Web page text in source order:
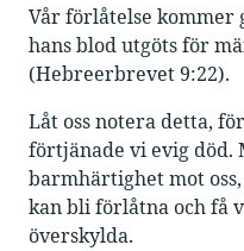
Vår förlåtelse kommer
hans blod utgöts för
(Hebreerbrevet 9:22).
Låt oss notera detta,
förtjänade vi evig död.
barmhärtighet mot
kan bli förlåtna och få
överskylda.